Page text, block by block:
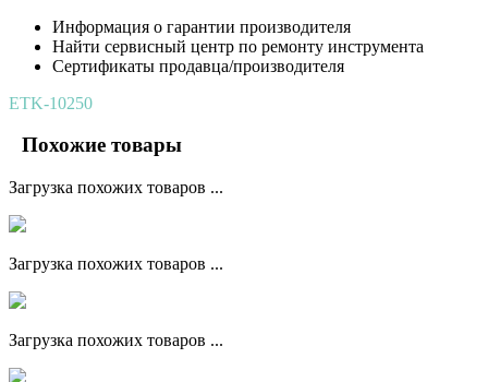
Информация о гарантии производителя
Найти сервисный центр по ремонту инструмента
Сертификаты продавца/производителя
ETK-10250
Похожие товары
Загрузка похожих товаров ...
Загрузка похожих товаров ...
Загрузка похожих товаров ...